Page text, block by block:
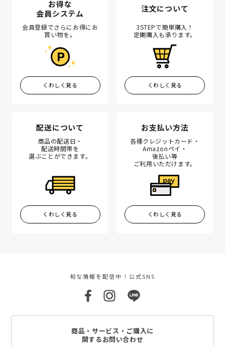
お得な
会員システム
会員登録でさらにお得にお
買い物を。
くわしく見る
注文について
3STEPで簡単購入！
定期購入も承ります。
くわしく見る
配送について
商品の配送日・
配送時間帯を
選ぶことができます。
くわしく見る
お支払い方法
各種クレジットカード・
Amazonペイ・
後払い等
ご利用いただけます。
くわしく見る
旬な情報を配信中！公式SNS
商品・サービス・ご購入に
関するお問い合わせ